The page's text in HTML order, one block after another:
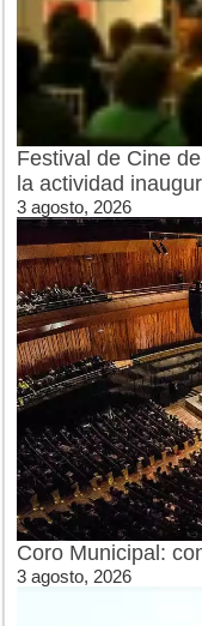
Festival de Cine
la actividad
3 agosto, 2026
Coro Municipal:
3 agosto, 2026